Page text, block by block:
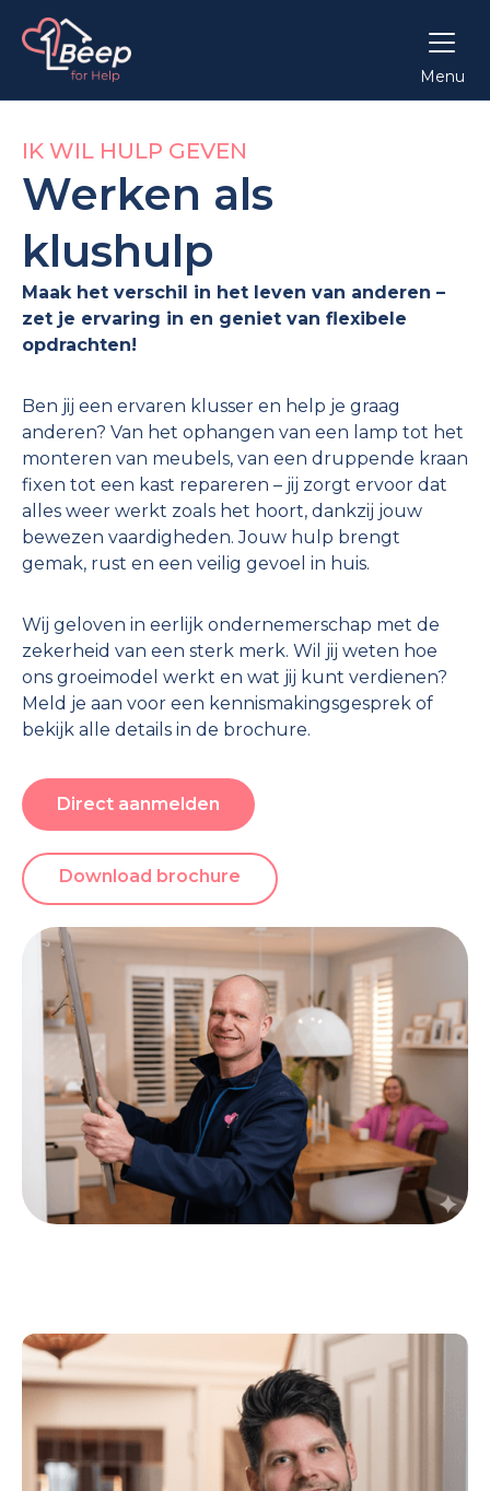
Menu
IK WIL HULP GEVEN
Werken als
klushulp
Maak het verschil in het leven van anderen –
zet je ervaring in en geniet van flexibele
opdrachten!
Ben jij een ervaren klusser en help je graag
anderen? Van het ophangen van een lamp tot het
monteren van meubels, van een druppende kraan
fixen tot een kast repareren – jij zorgt ervoor dat
alles weer werkt zoals het hoort, dankzij jouw
bewezen vaardigheden. Jouw hulp brengt
gemak, rust en een veilig gevoel in huis.
Wij geloven in eerlijk ondernemerschap met de
zekerheid van een sterk merk. Wil jij weten hoe
ons groeimodel werkt en wat jij kunt verdienen?
Meld je aan voor een kennismakingsgesprek of
bekijk alle details in de brochure.
Direct aanmelden
Download brochure